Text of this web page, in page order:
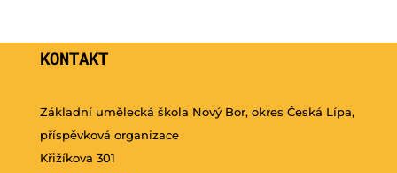
KONTAKT
Základní umělecká škola Nový Bor, okres Česká Lípa,
příspěvková organizace
Křižíkova 301